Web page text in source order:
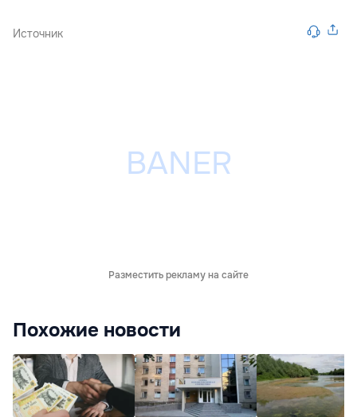
Источник
Разместить рекламу на сайте
Похожие новости